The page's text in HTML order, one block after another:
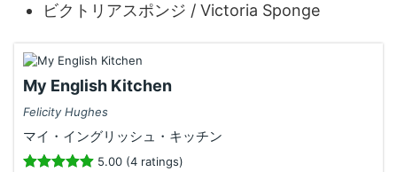
ビクトリアスポンジ / Victoria Sponge
My English Kitchen
Felicity Hughes
マイ・イングリッシュ・キッチン
5.00 (4 ratings)